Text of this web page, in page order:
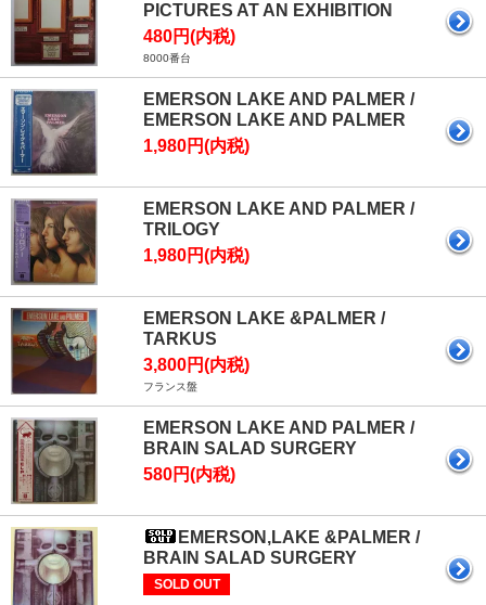
PICTURES AT AN EXHIBITION
480円(内税)
8000番台
EMERSON LAKE AND PALMER /
EMERSON LAKE AND PALMER
1,980円(内税)
EMERSON LAKE AND PALMER /
TRILOGY
1,980円(内税)
EMERSON LAKE &PALMER /
TARKUS
3,800円(内税)
フランス盤
EMERSON LAKE AND PALMER /
BRAIN SALAD SURGERY
580円(内税)
EMERSON,LAKE &PALMER /
BRAIN SALAD SURGERY
SOLD OUT